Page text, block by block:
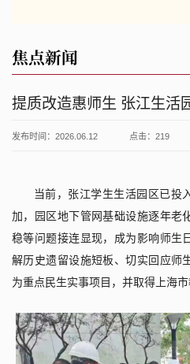
焦点新闻
提质改造惠师生 张江生活
发布时间：2026.06.12 点击： 219
当前，张江学生生活园区已投
加，园区地下管网基础设施逐年老
稳等问题接连显现，成为影响师生
解历史遗留设施短板、切实回应师
为重点民生实事项目，并取得上海市